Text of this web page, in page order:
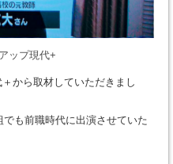
ップ現代+
から取材していただきまし
も前職時代に出演させていた